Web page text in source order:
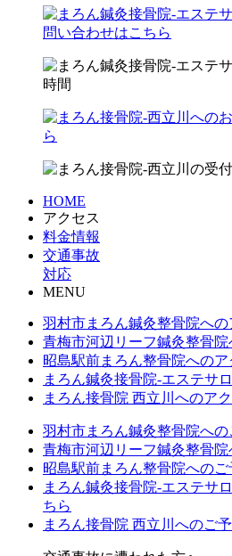
HOME
アクセス
料金情報
交通事故
対応
MENU
羽村市まろん鍼灸整骨院への
青梅市河辺リーフ鍼灸整骨院
昭島駅前まろん整骨院へのア
まろん鍼灸接骨院-エステサ
まろん接骨院 西立川へのア
羽村市まろん鍼灸整骨院への
青梅市河辺リーフ鍼灸整骨
昭島駅前まろん整骨院へのご
まろん鍼灸接骨院-エステサ
ちら
まろん接骨院 西立川へのご